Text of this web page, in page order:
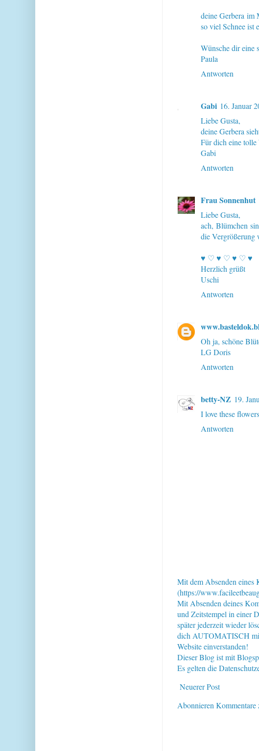
deine Gerbera im
so viel Schnee ist
Wünsche dir eine
Paula
Antworten
Gabi 16. Januar
Liebe Gusta,
deine Gerbera
Für dich eine tolle
Gabi
Antworten
Frau Sonnenhut
Liebe Gusta,
ach, Blümchen
die Vergrößerung
♥ ♡ ♥ ♡ ♥ ♡ ♥
Herzlich grüßt
Uschi
Antworten
Oh ja, schöne
LG Doris
Antworten
betty-NZ 19.
I love these
Antworten
Mit dem Absenden eines
(https://
Mit Absenden deines
und Zeitstempel in einer
später jederzeit wieder
dich AUTOMATISCH
Website einverstanden!
Dieser Blog ist mit
Es gelten die
Neuerer Post
Abonnieren Kommentare